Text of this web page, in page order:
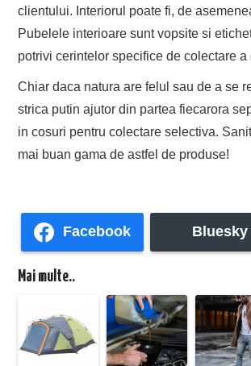
clientului. Interiorul poate fi, de
Pubelele interioare sunt vopsite si
potrivi cerintelor specifice de colectare a
Chiar daca natura are felul sau de a se
strica putin ajutor din partea fiecarora
in cosuri pentru colectare selectiva.
mai buan gama de astfel de produse!
Facebook Bluesky
Mai multe..